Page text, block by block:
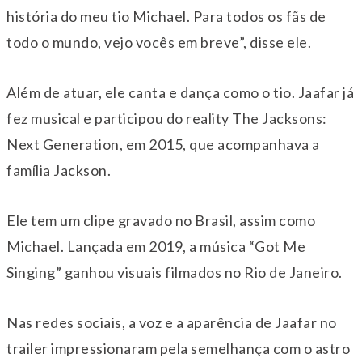
história do meu tio Michael. Para todos os fãs de
todo o mundo, vejo vocês em breve”, disse ele.
Além de atuar, ele canta e dança como o tio. Jaafar já
fez musical e participou do reality The Jacksons:
Next Generation, em 2015, que acompanhava a
família Jackson.
Ele tem um clipe gravado no Brasil, assim como
Michael. Lançada em 2019, a música “Got Me
Singing” ganhou visuais filmados no Rio de Janeiro.
Nas redes sociais, a voz e a aparência de Jaafar no
trailer impressionaram pela semelhança com o astro